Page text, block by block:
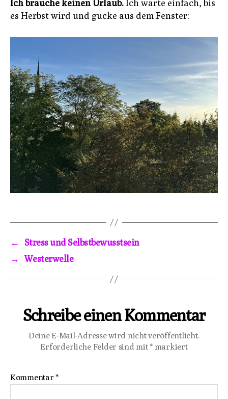
Ich brauche keinen Urlaub.Ich warte einfach, bis
es Herbst wird und gucke aus dem Fenster:
←
Stress und Selbstbewusstsein
→ Westerwelle
Schreibe einen Kommentar
Deine E-Mail-Adresse wird nicht veröffentlicht.
Erforderliche Felder sind mit* markiert
Kommentar*